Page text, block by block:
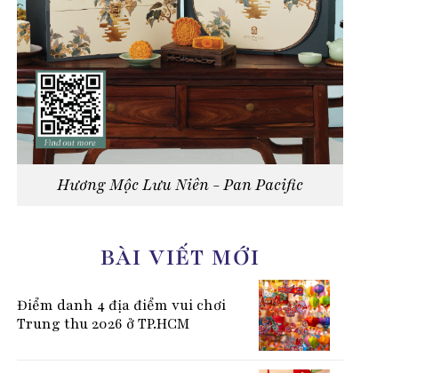
Hương Mộc Lưu Niên - Pan Pacific
BÀI VIẾT MỚI
Điểm danh 4 địa điểm vui chơi
Trung thu 2026 ở TP.HCM